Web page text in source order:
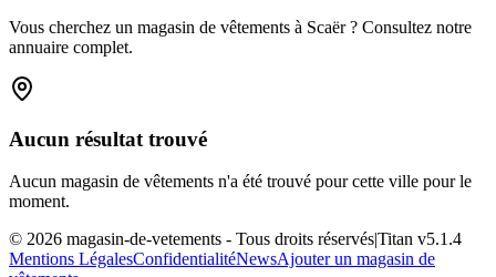
Vous cherchez un magasin de vêtements à Scaër ? Consultez notre
annuaire complet.
Aucun résultat trouvé
Aucun magasin de vêtements n'a été trouvé pour cette ville pour le
moment.
© 2026 magasin-de-vetements - Tous droits réservés|Titan v5.1.4
Mentions LégalesConfidentialitéNewsAjouter un magasin de